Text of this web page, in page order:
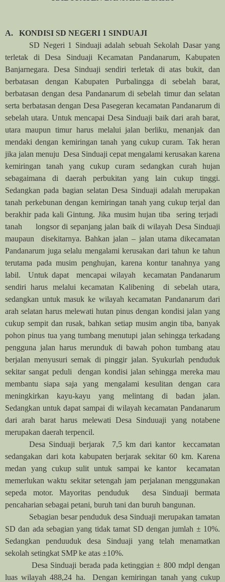
A.
KONDISI SD NEGERI 1 SINDUAJI
SD Negeri 1 Sinduaji adalah sebuah Sekolah Dasar yang
terletak di Desa Sinduaji Kecamatan Pandanarum, Kabupaten
Banjarnegara. Desa Sinduaji sendiri terletak di atas bukit, dan
berbatasan dengan Kabupaten Purbalingga di sebelah barat,
berbatasan dengan desa Pandanarum di sebelah timur dan selatan
serta berbatasan dengan Desa Pasegeran kecamatan Pandanarum di
sebelah utara. Untuk mencapai Desa Sinduaji baik dari arah barat,
utara maupun timur harus melalui jalan berliku, menanjak dan
mendaki dengan kemiringan tanah yang cukup curam. Tak heran
jika jalan menuju Desa Sinduaji cepat mengalami kerusakan karena
kemiringan tanah yang cukup curam sedangkan curah hujan
sebagaimana di daerah perbukitan yang lain cukup tinggi.
Sedangkan pada bagian selatan Desa Sinduaji adalah merupakan
tanah perkebunan dengan kemiringan tanah yang cukup terjal dan
berakhir pada kali Gintung. Jika musim hujan tiba sering terjadi
tanah longsor di sepanjang jalan baik di wilayah Desa Sinduaji
maupaun disekitarnya. Bahkan jalan – jalan utama dikecamatan
Pandanarum juga selalu mengalami kerusakan dari tahun ke tahun
terutama pada musim penghujan, karena kontur tanahnya yang
labil. Untuk dapat mencapai wilayah kecamatan Pandanarum
sendiri harus melalui kecamatan Kalibening di sebelah utara,
sedangkan untuk masuk ke wilayah kecamatan Pandanarum dari
arah selatan harus melewati hutan pinus dengan kondisi jalan yang
cukup sempit dan rusak, bahkan setiap musim angin tiba, banyak
pohon pinus tua yang tumbang menutupi jalan sehingga terkadang
pengguna jalan harus merunduk di bawah pohon tumbang atau
berjalan menyusuri semak di pinggir jalan. Syukurlah penduduk
sekitar sangat peduli dengan kondisi jalan sehingga mereka mau
membantu siapa saja yang mengalami kesulitan dengan cara
meningkirkan kayu-kayu yang melintang di badan jalan.
Sedangkan untuk dapat sampai di wilayah kecamatan Pandanarum
dari arah barat harus melewati Desa Sinduuaji yang notabene
merupakan daerah terpencil.
Desa Sinduaji berjarak 7,5 km dari kantor keccamatan
sedangakan dari kota kabupaten berjarak sekitar 60 km. Karena
medan yang cukup sulit untuk sampai ke kantor kecamatan
memerlukan waktu sekitar setengah jam perjalanan menggunakan
sepeda motor. Mayoritas penduduk desa Sinduaji bermata
pencaharian sebagai petani, buruh tani dan buruh bangunan.
Sebagian besar penduduk desa Sinduaji merupakan tamatan
SD dan ada sebagian yang tidak tamat SD dengan jumlah ± 10%.
Sedangkan penduuduk desa Sinduaji yang telah menamatkan
sekolah setingkat SMP ke atas ±10%.
Desa Sinduaji berada pada ketinggian ± 800 mdpl dengan
luas wilayah 488,24 ha. Dengan kemiringan tanah yang cukup